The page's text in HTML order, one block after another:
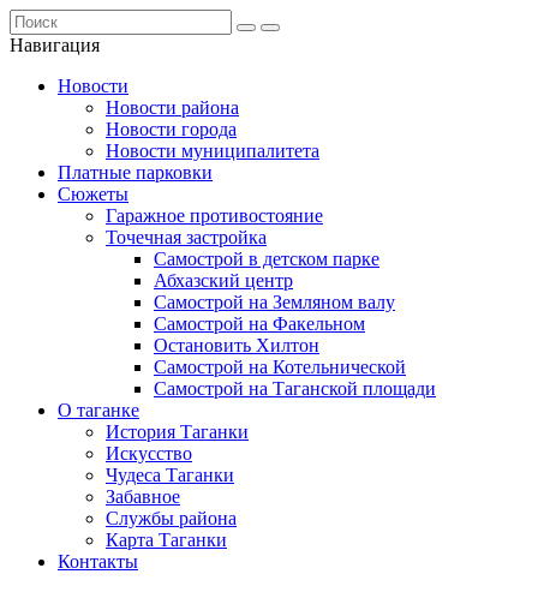
Навигация
Новости
Новости района
Новости города
Новости муниципалитета
Платные парковки
Сюжеты
Гаражное противостояние
Точечная застройка
Самострой в детском парке
Абхазский центр
Самострой на Земляном валу
Самострой на Факельном
Остановить Хилтон
Самострой на Котельнической
Самострой на Таганской площади
О таганке
История Таганки
Искусство
Чудеса Таганки
Забавное
Службы района
Карта Таганки
Контакты